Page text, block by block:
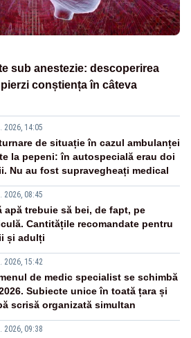
sub anestezie: descoperirea
conștiența în câteva
2026, 14:05
de situație în cazul ambulanței
la pepeni: în autospecială erau doi
Nu au fost supravegheați medical
2026, 08:45
apă trebuie să bei, de fapt, pe
Cantitățile recomandate pentru
și adulți
2026, 15:42
de medic specialist se schimbă
Subiecte unice în toată țara și
scrisă organizată simultan
2026, 09:38